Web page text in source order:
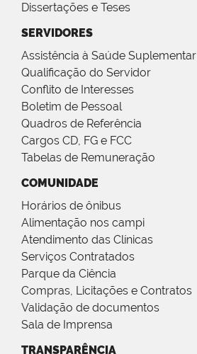
Dissertações e Teses
SERVIDORES
Assistência à Saúde Suplementar
Qualificação do Servidor
Conflito de Interesses
Boletim de Pessoal
Quadros de Referência
Cargos CD, FG e FCC
Tabelas de Remuneração
COMUNIDADE
Horários de ônibus
Alimentação nos campi
Atendimento das Clínicas
Serviços Contratados
Parque da Ciência
Compras, Licitações e Contratos
Validação de documentos
Sala de Imprensa
TRANSPARÊNCIA